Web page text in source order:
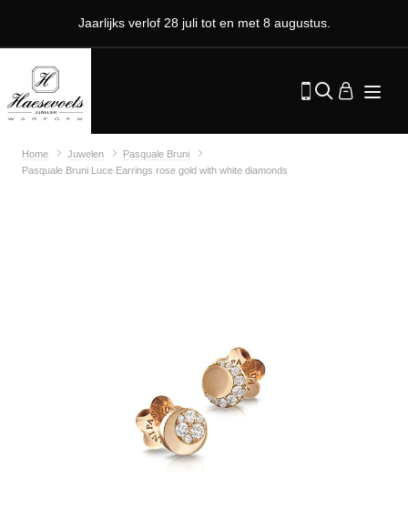
Jaarlijks verlof 28 juli tot en met 8 augustus.
Home Juwelen
Pasquale Bruni
Pasquale Bruni Luce Earrings rose gold with white diamonds